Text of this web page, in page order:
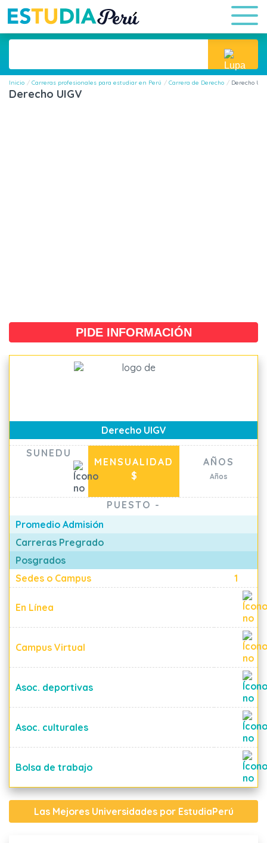
Inicio Carreras profesionales para estudiar en Perú Carrera de Derecho Derecho
Derecho UIGV
PIDE INFORMACIÓN
Derecho UIGV
SUNEDU
MENSUALIDAD
$
AÑOS
Años
PUESTO -
Promedio Admisión
Carreras Pregrado
Posgrados
Sedes o Campus
1
En Línea
Campus Virtual
Asoc. deportivas
Asoc. culturales
Bolsa de trabajo
Las Mejores Universidades por EstudiaPerú